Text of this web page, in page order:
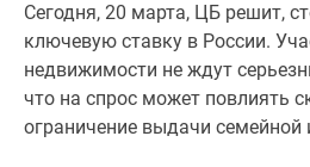
помещения
Квартиры
карте
Эксперты
Сегодня, 20 марта, ЦБ решит,
ключевую ставку в России.
недвижимости не ждут
что на спрос может повлиять
ограничение выдачи семейной